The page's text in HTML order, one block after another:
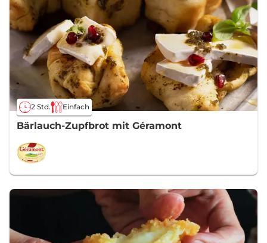
2 Std. Einfach
Bärlauch-Zupfbrot mit Géramont